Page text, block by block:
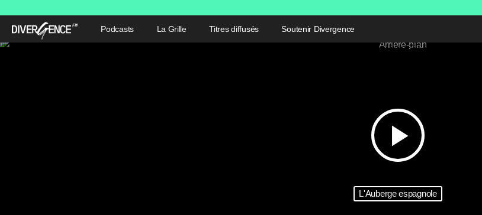
Podcasts La Grille Titres diffusés Soutenir Divergence
play_arrow
L'Auberge espagnole